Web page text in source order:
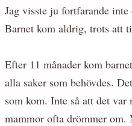
Jag visste ju fortfarande
Barnet kom aldrig, trots att
Efter 11 månader kom
alla saker som behövdes.
som kom. Inte så att det
mammor ofta drömmer